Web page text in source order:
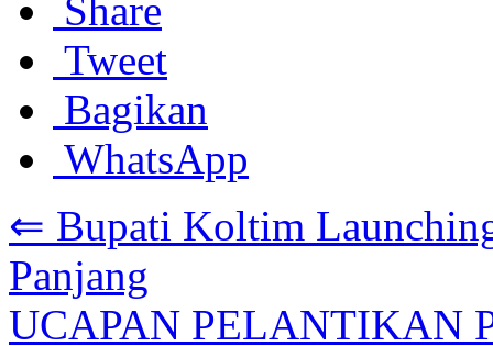
Share
Tweet
Bagikan
WhatsApp
⇐ Bupati Koltim
Panjang
UCAPAN PELANTIKAN